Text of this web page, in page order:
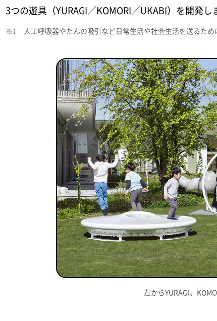
3つの遊具（YURAGI／KOMORI／UKABI）を開発し
※1 人工呼吸器やたんの吸引など日常生活や社会生活を送るため
左からYURAGI、